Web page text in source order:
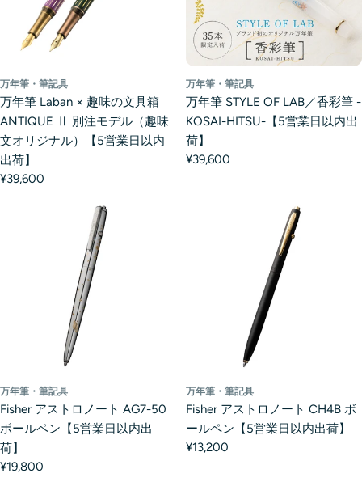
万年筆・筆記具
万年筆 Laban × 趣味の文具箱
ANTIQUE Ⅱ 別注モデル（趣味
文オリジナル）【5営業日以内
出荷】
¥39,600
万年筆・筆記具
万年筆 STYLE OF LAB／香彩筆 -
KOSAI-HITSU-【5営業日以内出
荷】
¥39,600
万年筆・筆記具
Fisher アストロノート AG7-50
ボールペン【5営業日以内出
荷】
¥19,800
万年筆・筆記具
Fisher アストロノート CH4B ボ
ールペン【5営業日以内出荷】
¥13,200